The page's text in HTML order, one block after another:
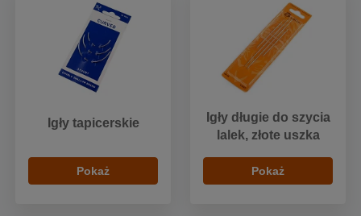
Igły tapicerskie
Pokaż
Igły długie do szycia
lalek, złote uszka
Pokaż